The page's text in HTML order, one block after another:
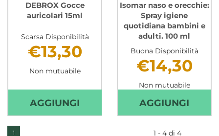
DEBROX Gocce
auricolari 15ml
Scarsa Disponibilità
€13,30
Non mutuabile
AGGIUNGI AGGIUNGI DEBROX
GOCCE
Isomar naso e orecchie:
Spray igiene
quotidiana bambini e
adulti. 100 ml
Buona Disponibilità
€14,30
Non mutuabile
AGGIUNGI
NASO
1 1 - 4 di 4